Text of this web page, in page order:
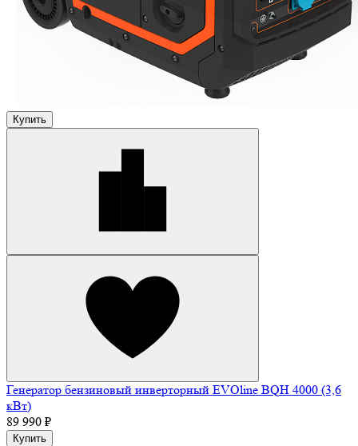
Купить
Генератор бензиновый инверторный EVOline BQH 4000 (3,6
кВт)
89 990 ₽
Купить